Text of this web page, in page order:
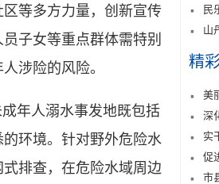
等多方力量，创新宣传
子女等重点群体需特别
涉险的风险。
年人溺水事发地既包括
环境。针对野外危险水
排查，在危险水域周边
民
山
精
美
深
实
促
市